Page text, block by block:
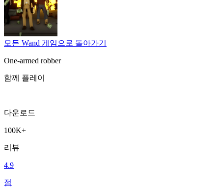
모든 Wand 게임으로 돌아가기
One-armed robber
함께 플레이
다운로드
100K+
리뷰
4.9
점